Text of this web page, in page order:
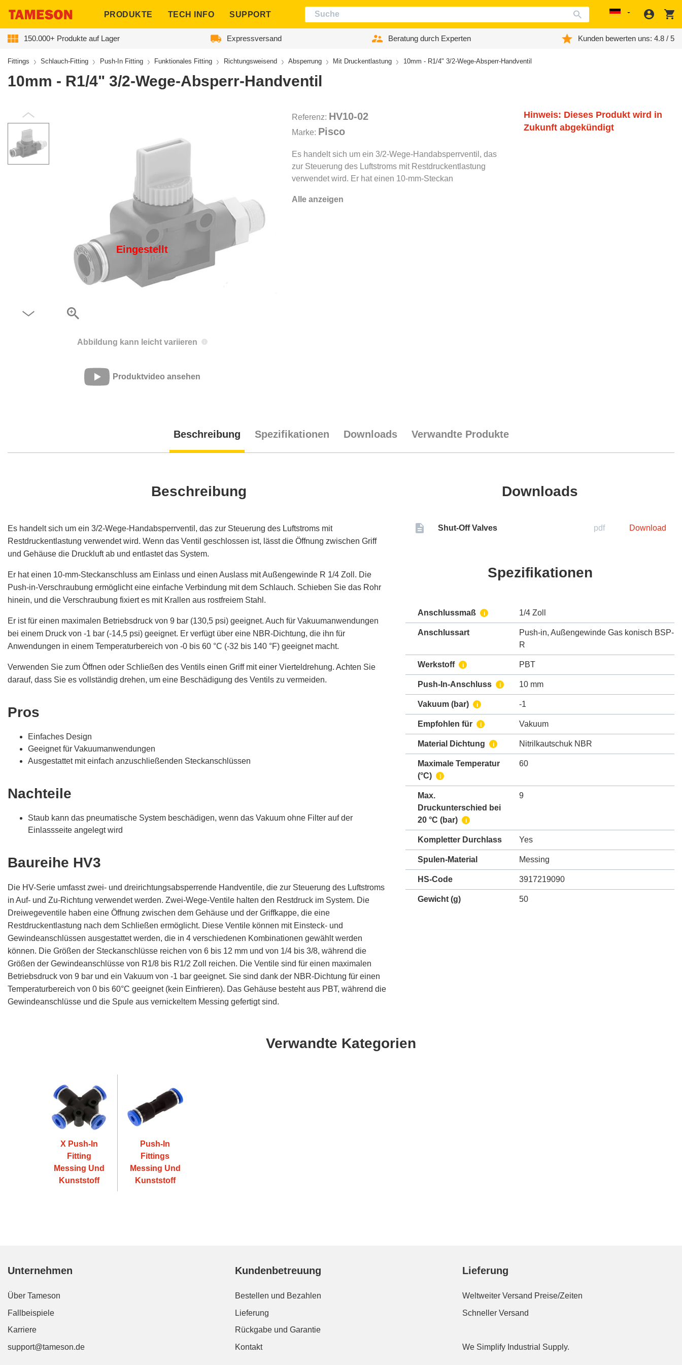
PRODUKTE TECH INFO SUPPORT Localization
150.000+ Produkte auf Lager Expressversand Beratung durch Experten Kunden bewerten uns: 4.8 / 5
Fittings Schlauch-Fitting Push-In Fitting Funktionales Fitting Richtungsweisend Absperrung Mit Druckentlastung 10mm - R1/4" 3/2-Wege-Absperr-Handventil
10mm - R1/4" 3/2-Wege-Absperr-Handventil
Eingestellt
Abbildung kann leicht variieren
Produktvideo ansehen
Referenz: HV10-02
Marke: Pisco
Es handelt sich um ein 3/2-Wege-Handabsperrventil, das
zur Steuerung des Luftstroms mit Restdruckentlastung
verwendet wird. Er hat einen 10-mm-Steckan
Alle anzeigen
Hinweis: Dieses Produkt wird in
Zukunft abgekündigt
Beschreibung Spezifikationen Downloads Verwandte Produkte
Beschreibung
Es handelt sich um ein 3/2-Wege-Handabsperrventil, das zur Steuerung des Luftstroms mit
Restdruckentlastung verwendet wird. Wenn das Ventil geschlossen ist, lässt die Öffnung zwischen Griff
und Gehäuse die Druckluft ab und entlastet das System.
Er hat einen 10-mm-Steckanschluss am Einlass und einen Auslass mit Außengewinde R 1/4 Zoll. Die
Push-in-Verschraubung ermöglicht eine einfache Verbindung mit dem Schlauch. Schieben Sie das Rohr
hinein, und die Verschraubung fixiert es mit Krallen aus rostfreiem Stahl.
Er ist für einen maximalen Betriebsdruck von 9 bar (130,5 psi) geeignet. Auch für Vakuumanwendungen
bei einem Druck von -1 bar (-14,5 psi) geeignet. Er verfügt über eine NBR-Dichtung, die ihn für
Anwendungen in einem Temperaturbereich von -0 bis 60 °C (-32 bis 140 °F) geeignet macht.
Verwenden Sie zum Öffnen oder Schließen des Ventils einen Griff mit einer Vierteldrehung. Achten Sie
darauf, dass Sie es vollständig drehen, um eine Beschädigung des Ventils zu vermeiden.
Pros
Einfaches Design
Geeignet für Vakuumanwendungen
Ausgestattet mit einfach anzuschließenden Steckanschlüssen
Nachteile
Staub kann das pneumatische System beschädigen, wenn das Vakuum ohne Filter auf der
Einlassseite angelegt wird
Baureihe HV3
Die HV-Serie umfasst zwei- und dreirichtungsabsperrende Handventile, die zur Steuerung des Luftstroms
in Auf- und Zu-Richtung verwendet werden. Zwei-Wege-Ventile halten den Restdruck im System. Die
Dreiwegeventile haben eine Öffnung zwischen dem Gehäuse und der Griffkappe, die eine
Restdruckentlastung nach dem Schließen ermöglicht. Diese Ventile können mit Einsteck- und
Gewindeanschlüssen ausgestattet werden, die in 4 verschiedenen Kombinationen gewählt werden
können. Die Größen der Steckanschlüsse reichen von 6 bis 12 mm und von 1/4 bis 3/8, während die
Größen der Gewindeanschlüsse von R1/8 bis R1/2 Zoll reichen. Die Ventile sind für einen maximalen
Betriebsdruck von 9 bar und ein Vakuum von -1 bar geeignet. Sie sind dank der NBR-Dichtung für einen
Temperaturbereich von 0 bis 60°C geeignet (kein Einfrieren). Das Gehäuse besteht aus PBT, während die
Gewindeanschlüsse und die Spule aus vernickeltem Messing gefertigt sind.
Downloads
Shut-Off Valves pdf Download
Spezifikationen
Anschlussmaß i 1/4 Zoll
Anschlussart Push-in, Außengewinde Gas konisch BSP-
R
Werkstoff i PBT
Push-In-Anschluss i 10 mm
Vakuum (bar) i -1
Empfohlen für i Vakuum
Material Dichtung i Nitrilkautschuk NBR
Maximale Temperatur
(°C)
i
60
Max.
Druckunterschied bei
20 °C (bar)
i
9
Kompletter Durchlass Yes
Spulen-Material Messing
HS-Code 3917219090
Gewicht (g) 50
Verwandte Kategorien
X Push-In
Fitting
Messing Und
Kunststoff
Push-In
Fittings
Messing Und
Kunststoff
Unternehmen
Über Tameson
Fallbeispiele
Karriere
support@tameson.de
Kundenbetreuung
Bestellen und Bezahlen
Lieferung
Rückgabe und Garantie
Kontakt
Lieferung
Weltweiter Versand Preise/Zeiten
Schneller Versand
We Simplify Industrial Supply.